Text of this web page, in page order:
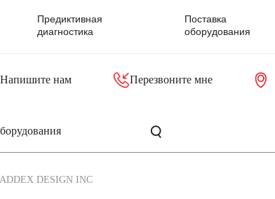
Предиктивная
диагностика
Поставка
оборудования
Напишите нам Перезвоните мне
ADDEX DESIGN INC